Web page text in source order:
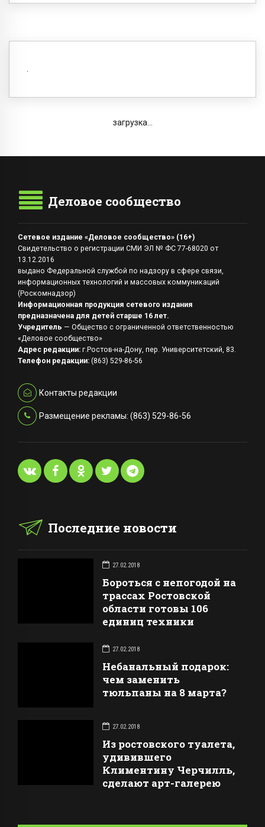
загрузка...
Деловое сообщество
Сетевое издание «Деловое сообщество» (16+)
Свидетельство о регистрации СМИ ЭЛ № ФС 77-68020 от
13.12.2016
выдано Федеральной службой по надзору в сфере связи,
информационных технологий и массовых коммуникаций
(Роскомнадзор)
Информационная продукция сетевого издания
предназначена для детей старше 16 лет.
Учредитель — Общество с ограниченной ответственностью
«Деловое сообщество»
Адрес редакции: г.Ростов-на-Дону, пер. Университетский, 83.
Телефон редакции: (863) 529-86-56
Контакты редакции
Размещение рекламы: (863) 529-86-56
Последние новости
27.02.2018
Бороться с непогодой на
трассах Ростовской
области готовы 106
единиц техники
27.02.2018
Небанальный подарок:
чем заменить
тюльпаны на 8 марта?
27.02.2018
Из ростовского туалета,
удивившего
Климентину Черчилль,
сделают арт-галерею